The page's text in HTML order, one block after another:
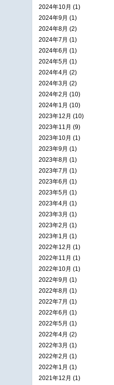
2024年10月 (1)
2024年9月 (1)
2024年8月 (2)
2024年7月 (1)
2024年6月 (1)
2024年5月 (1)
2024年4月 (2)
2024年3月 (2)
2024年2月 (10)
2024年1月 (10)
2023年12月 (10)
2023年11月 (9)
2023年10月 (1)
2023年9月 (1)
2023年8月 (1)
2023年7月 (1)
2023年6月 (1)
2023年5月 (1)
2023年4月 (1)
2023年3月 (1)
2023年2月 (1)
2023年1月 (1)
2022年12月 (1)
2022年11月 (1)
2022年10月 (1)
2022年9月 (1)
2022年8月 (1)
2022年7月 (1)
2022年6月 (1)
2022年5月 (1)
2022年4月 (2)
2022年3月 (1)
2022年2月 (1)
2022年1月 (1)
2021年12月 (1)